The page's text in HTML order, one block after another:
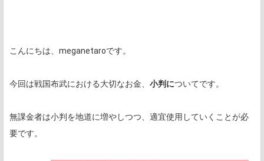
こんにちは、meganetaroです。
今回は戦国布武における大切なお金、 小判についてです。
無課金者は小判を地道に増やしつつ、適宜使用していくことが必
要です。